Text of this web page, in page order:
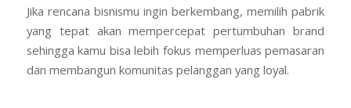
Jika rencana bisnismu ingin berkembang, memilih pabrik
yang tepat akan mempercepat pertumbuhan brand
sehingga kamu bisa lebih fokus memperluas pemasaran
dan membangun komunitas pelanggan yang loyal.